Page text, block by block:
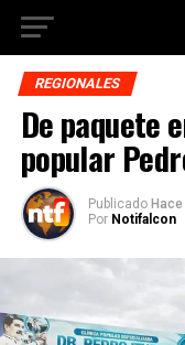
REGIONALES
De paquete
popular
Publicado
Por Notifalcon